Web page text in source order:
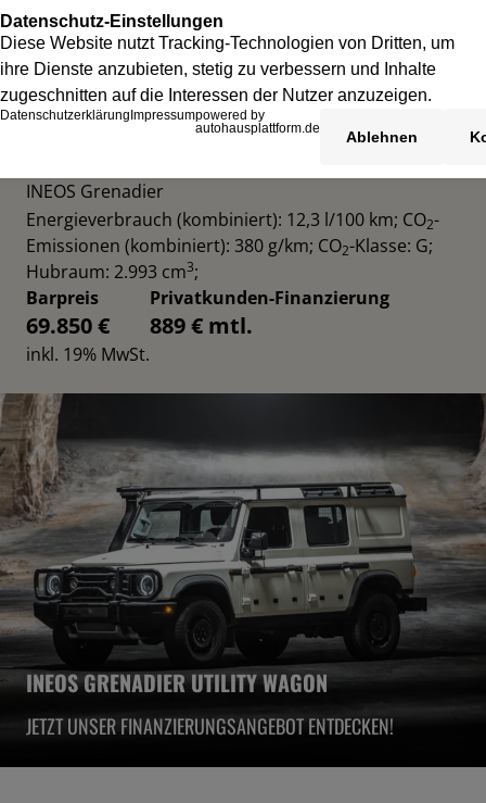
INEOS Grenadier
Energieverbrauch (kombiniert): 12,3 l/100 km; CO2-
Emissionen (kombiniert): 380 g/km; CO2-Klasse: G;
Hubraum: 2.993 cm3;
Barpreis
69.850 €
inkl. 19% MwSt.
Privatkunden-Finanzierung
889 € mtl.
INEOS GRENADIER UTILITY WAGON
JETZT UNSER FINANZIERUNGSANGEBOT ENTDECKEN!